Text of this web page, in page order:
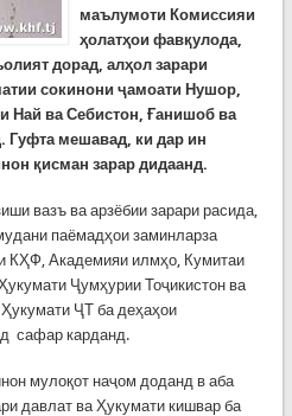
маълумоти Комиссияи
ҳолатҳои фавқулода,
дорад, алҳол зарари
сокинони ҷамоати Нушор,
Най ва Себистон, Ғанишоб ва
мешавад, ки дар ин
қисман зарар дидаанд.
вазъ ва арзёбии зарари расида,
паёмадҳои заминларза
КҲФ, Академияи илмҳо, Кумитаи
Ҷумҳурии Тоҷикистон ва
ҶТ ба деҳаҳои
сафар карданд.
мулоқот наҷом доданд в аба
давлат ва Ҳукумати кишвар ба